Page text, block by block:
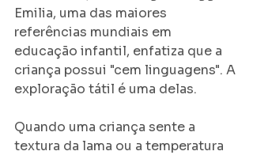
Emilia, uma das maiores
referências mundiais em
educação infantil, enfatiza que a
criança possui "cem linguagens". A
exploração tátil é uma delas.
Quando uma criança sente a
textura da lama ou a temperatura